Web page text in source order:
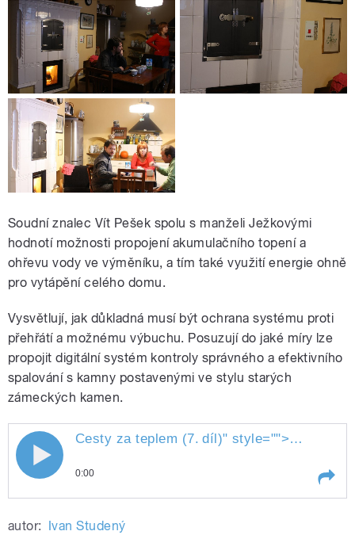
Soudní znalec Vít Pešek spolu s manželi Ježkovými
hodnotí možnosti propojení akumulačního topení a
ohřevu vody ve výměníku, a tím také využití energie ohně
pro vytápění celého domu.
Vysvětlují, jak důkladná musí být ochrana systému proti
přehřátí a možnému výbuchu. Posuzují do jaké míry lze
propojit digitální systém kontroly správného a efektivního
spalování s kamny postavenými ve stylu starých
zámeckých kamen.
Cesty za teplem (7. díl)" style="">Cesty za
0:00
autor: Ivan Studený